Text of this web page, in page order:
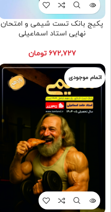
پکیج بانک تست شیمی و امتحان
نهایی استاد اسماعیلی
۶۷۲,۷۲۷ تومان